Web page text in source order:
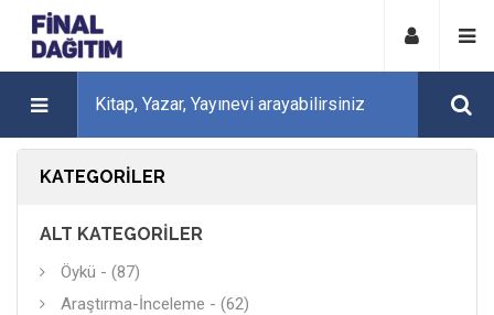
KATEGORILER
ALT KATEGORILER
Öykü - (87)
Araştırma-İnceleme - (62)